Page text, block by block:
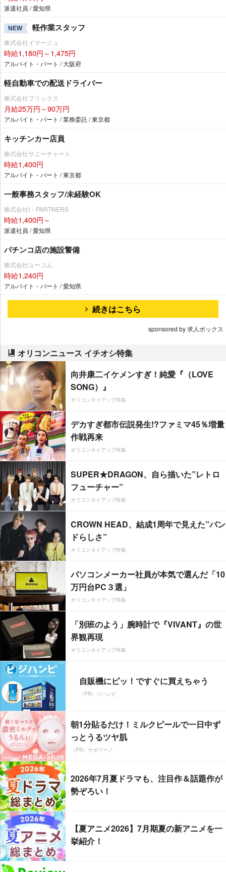
派遣社員 / 愛知県
NEW 軽作業スタッフ
株式会社イマージュ
時給1,180円～1,475円
アルバイト・パート / 大阪府
軽自動車での配送ドライバー
株式会社フリックス
月給25万円～90万円
アルバイト・パート / 業務委託 / 東京都
キッチンカー店員
株式会社サニーチャート
時給1,400円
アルバイト・パート / 東京都
一般事務スタッフ/未経験OK
株式会社I・PARTNERS
時給1,400円～
派遣社員 / 愛知県
パチンコ店の施設警備
株式会社ユーコム
時給1,240円
アルバイト・パート / 愛知県
続きはこちら
sponsored by 求人ボックス
オリコンニュース イチオシ特集
向井康二イケメンすぎ！純愛『（LOVE
SONG）』
オリコンタイアップ特集
デカすぎ都市伝説発生!?ファミマ45％増量
作戦再来
オリコンタイアップ特集
SUPER★DRAGON、自ら描いた”レトロ
フューチャー”
オリコンタイアップ特集
CROWN HEAD、結成1周年で見えた”バン
ドらしさ”
オリコンタイアップ特集
パソコンメーカー社員が本気で選んだ「10
万円台PC３選」
オリコンタイアップ特集
「別班のよう」腕時計で『VIVANT』の世
界観再現
オリコンタイアップ特集
自販機にピッ！ですぐに買えちゃう
（PR）ジハンピ
朝1分貼るだけ！ミルクピールで一日中ず
っとうるツヤ肌
（PR）サボリーノ
2026年7月夏ドラマも、注目作＆話題作が
勢ぞろい！
【夏アニメ2026】7月期夏の新アニメを一
挙紹介！